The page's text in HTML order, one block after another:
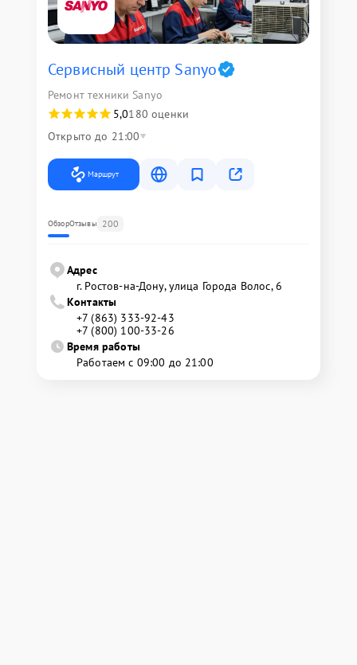
Сервисный центр Sanyo
Ремонт техники Sanyo
5,0180 оценки
Открыто до 21:00
Маршрут
ОбзорОтзывы 200
Адрес
г. Ростов-на-Дону, улица Города Волос, 6
Контакты
+7 (863) 333-92-43
+7 (800) 100-33-26
Время работы
Работаем с 09:00 до 21:00